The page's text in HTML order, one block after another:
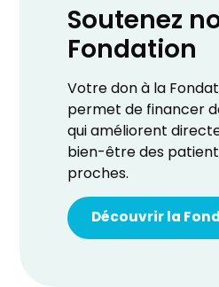
Soutenez
Fondation
Votre don à la
permet de financer
qui améliorent
bien-être des
proches.
Découvrir la